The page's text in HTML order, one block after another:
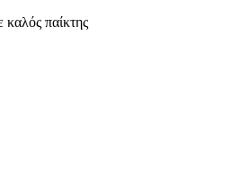
καλός παίκτης